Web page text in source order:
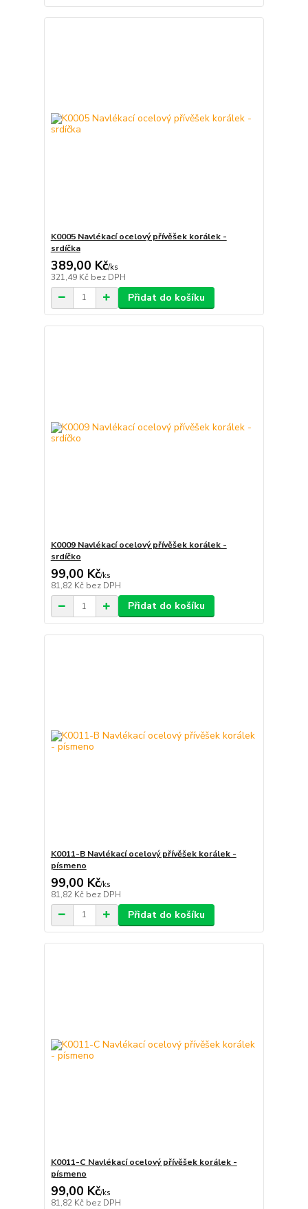
K0005 Navlékací ocelový přívěšek korálek -
srdíčka
389,00 Kč/ks
321,49 Kč bez DPH
Přidat do košíku
K0009 Navlékací ocelový přívěšek korálek -
srdíčko
99,00 Kč/ks
81,82 Kč bez DPH
Přidat do košíku
K0011-B Navlékací ocelový přívěšek korálek -
písmeno
99,00 Kč/ks
81,82 Kč bez DPH
Přidat do košíku
K0011-C Navlékací ocelový přívěšek korálek -
písmeno
99,00 Kč/ks
81,82 Kč bez DPH